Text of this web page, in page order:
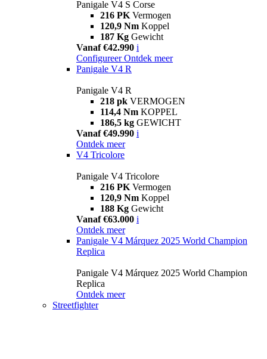
Panigale V4 S Corse
216 PK Vermogen
120,9 Nm Koppel
187 Kg Gewicht
Vanaf €42.990 i
Configureer Ontdek meer
Panigale V4 R
Panigale V4 R
218 pk VERMOGEN
114,4 Nm KOPPEL
186,5 kg GEWICHT
Vanaf €49.990 i
Ontdek meer
V4 Tricolore
Panigale V4 Tricolore
216 PK Vermogen
120,9 Nm Koppel
188 Kg Gewicht
Vanaf €63.000 i
Ontdek meer
Panigale V4 Márquez 2025 World Champion
Replica
Panigale V4 Márquez 2025 World Champion
Replica
Ontdek meer
Streetfighter